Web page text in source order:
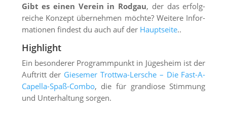
Gibt es einen Verein in Rodgau, der das erfolg­
reiche Konzept übernehmen möchte? Weitere Infor­
mationen findest du auch auf der Hauptseite..
Highlight
Ein besonderer Programmpunkt in Jügesheim ist der
Auftritt der Giesemer Trottwa-Lersche – Die Fast-A-
Capella-Spaß-Combo, die für grandiose Stimmung
und Unter­haltung sorgen.